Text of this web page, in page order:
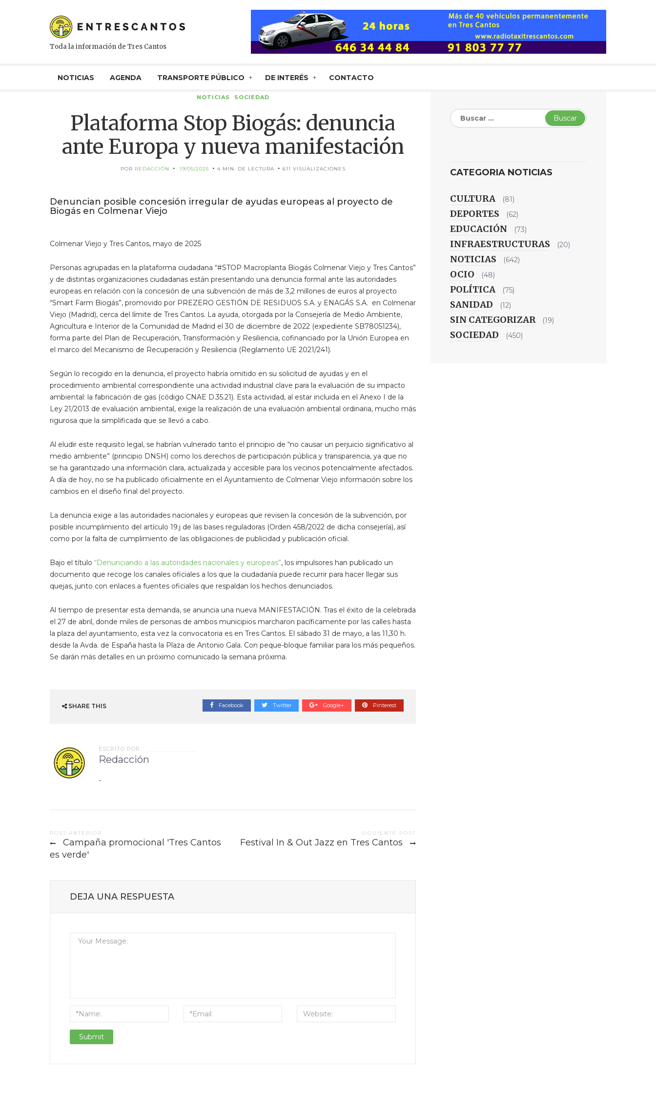
Toda la información de Tres Cantos
NOTICIAS AGENDA TRANSPORTE PÚBLICO DE INTERÉS CONTACTO
NOTICIAS SOCIEDAD
Plataforma Stop Biogás: denuncia
ante Europa y nueva manifestación
POR REDACCIÓN 19/05/2025 4 MIN. DE LECTURA 611 VISUALIZACIONES
Denuncian posible concesión irregular de ayudas europeas al proyecto de
Biogás en Colmenar Viejo
Colmenar Viejo y Tres Cantos, mayo de 2025
Personas agrupadas en la plataforma ciudadana “#STOP Macroplanta Biogás Colmenar Viejo y Tres Cantos”
y de distintas organizaciones ciudadanas están presentando una denuncia formal ante las autoridades
europeas en relación con la concesión de una subvención de más de 3,2 millones de euros al proyecto
“Smart Farm Biogás”, promovido por PREZERO GESTIÓN DE RESIDUOS S.A. y ENAGÁS S.A. en Colmenar
Viejo (Madrid), cerca del límite de Tres Cantos. La ayuda, otorgada por la Consejería de Medio Ambiente,
Agricultura e Interior de la Comunidad de Madrid el 30 de diciembre de 2022 (expediente SB78051234),
forma parte del Plan de Recuperación, Transformación y Resiliencia, cofinanciado por la Unión Europea en
el marco del Mecanismo de Recuperación y Resiliencia (Reglamento UE 2021/241).
Según lo recogido en la denuncia, el proyecto habría omitido en su solicitud de ayudas y en el
procedimiento ambiental correspondiente una actividad industrial clave para la evaluación de su impacto
ambiental: la fabricación de gas (código CNAE D.35.21). Esta actividad, al estar incluida en el Anexo I de la
Ley 21/2013 de evaluación ambiental, exige la realización de una evaluación ambiental ordinaria, mucho más
rigurosa que la simplificada que se llevó a cabo.
Al eludir este requisito legal, se habrían vulnerado tanto el principio de “no causar un perjuicio significativo al
medio ambiente” (principio DNSH) como los derechos de participación pública y transparencia, ya que no
se ha garantizado una información clara, actualizada y accesible para los vecinos potencialmente afectados.
A día de hoy, no se ha publicado oficialmente en el Ayuntamiento de Colmenar Viejo información sobre los
cambios en el diseño final del proyecto.
La denuncia exige a las autoridades nacionales y europeas que revisen la concesión de la subvención, por
posible incumplimiento del artículo 19.j de las bases reguladoras (Orden 458/2022 de dicha consejería), así
como por la falta de cumplimiento de las obligaciones de publicidad y publicación oficial.
Bajo el título “Denunciando a las autoridades nacionales y europeas”, los impulsores han publicado un
documento que recoge los canales oficiales a los que la ciudadanía puede recurrir para hacer llegar sus
quejas, junto con enlaces a fuentes oficiales que respaldan los hechos denunciados.
Al tiempo de presentar esta demanda, se anuncia una nueva MANIFESTACIÓN. Tras el éxito de la celebrada
el 27 de abril, donde miles de personas de ambos municipios marcharon pacíficamente por las calles hasta
la plaza del ayuntamiento, esta vez la convocatoria es en Tres Cantos. El sábado 31 de mayo, a las 11,30 h.
desde la Avda. de España hasta la Plaza de Antonio Gala. Con peque-bloque familiar para los más pequeños.
Se darán más detalles en un próximo comunicado la semana próxima.
SHARE THIS Facebook Twitter Google+ Pinterest
ESCRITO POR
Redacción
-
Post
navigation
POST ANTERIOR
Campaña promocional 'Tres Cantos
es verde'
SIGUIENTE POST
Festival In & Out Jazz en Tres Cantos
DEJA UNA RESPUESTA
Buscar:
CATEGORIA NOTICIAS
CULTURA (81)
DEPORTES (62)
EDUCACIÓN (73)
INFRAESTRUCTURAS (20)
NOTICIAS (642)
OCIO (48)
POLÍTICA (75)
SANIDAD (12)
SIN CATEGORIZAR (19)
SOCIEDAD (450)